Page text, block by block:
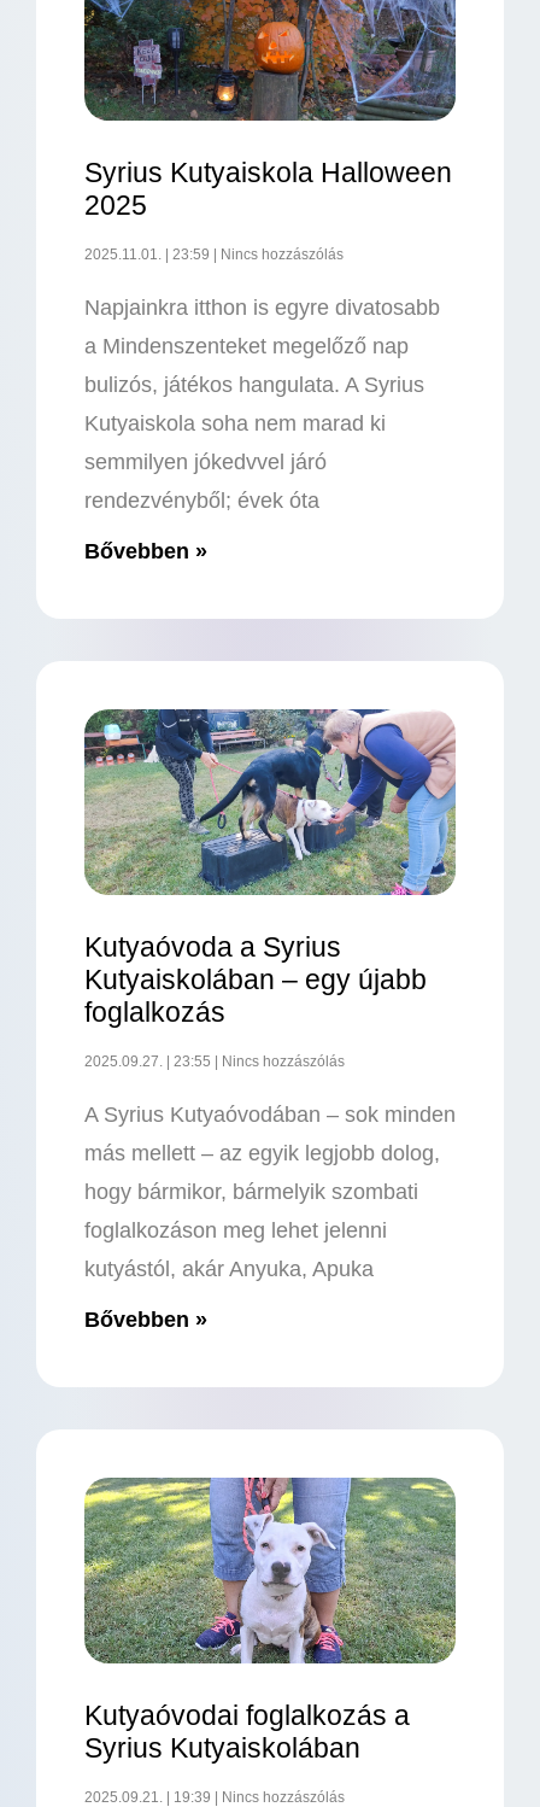
Syrius Kutyaiskola Halloween
2025
2025.11.01. 23:59 Nincs hozzászólás
Napjainkra itthon is egyre divatosabb
a Mindenszenteket megelőző nap
bulizós, játékos hangulata. A Syrius
Kutyaiskola soha nem marad ki
semmilyen jókedvvel járó
rendezvényből; évek óta
Bővebben »
Kutyaóvoda a Syrius
Kutyaiskolában – egy újabb
foglalkozás
2025.09.27. 23:55 Nincs hozzászólás
A Syrius Kutyaóvodában – sok minden
más mellett – az egyik legjobb dolog,
hogy bármikor, bármelyik szombati
foglalkozáson meg lehet jelenni
kutyástól, akár Anyuka, Apuka
Bővebben »
Kutyaóvodai foglalkozás a
Syrius Kutyaiskolában
2025.09.21. 19:39 Nincs hozzászólás